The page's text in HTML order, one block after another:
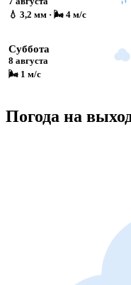
💧 3,2 мм · 🌬 4 м/с
Суббота
8 августа
🌬 1 м/с
Погода на